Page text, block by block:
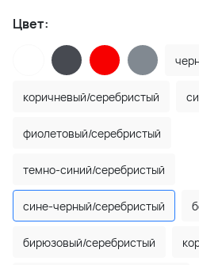
Цвет:
коричневый/серебристый
фиолетовый/серебристый
темно-синий/серебристый
сине-черный/серебристый
бирюзовый/серебристый